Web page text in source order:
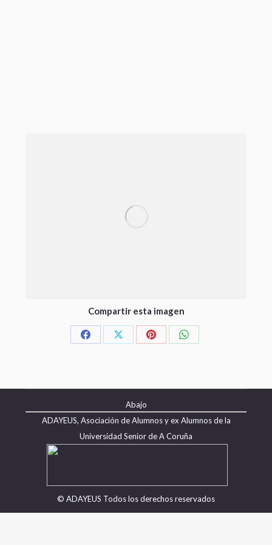
Compartir esta imagen
Abajo
ADAYEUS, Asociación de Alumnos y ex Alumnos de la
Universidad Senior de A Coruña
© ADAYEUS Todos los derechos reservados